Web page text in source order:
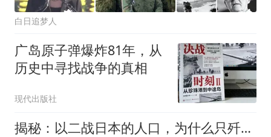
白日追梦人
广岛原子弹爆炸81年，从
历史中寻找战争的真相
现代出版社
揭秘：以二战日本的人口，为什么只歼灭了二百万军队就投降呢？